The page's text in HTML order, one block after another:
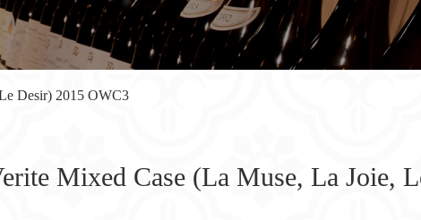
Desir) 2015 OWC3
Mixed Case (La Muse, La Joie,